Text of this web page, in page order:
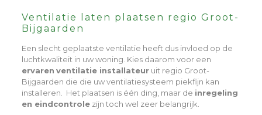
Ventilatie laten plaatsen regio Groot-
Bijgaarden
Een slecht geplaatste ventilatie heeft dus invloed op de
luchtkwaliteit in uw woning. Kies daarom voor een
ervaren ventilatie installateuruit regio Groot-
Bijgaarden die die uw ventilatiesysteem piekfijn kan
installeren. Het plaatsen is één ding, maar de inregeling
en eindcontrolezijn toch wel zeer belangrijk.